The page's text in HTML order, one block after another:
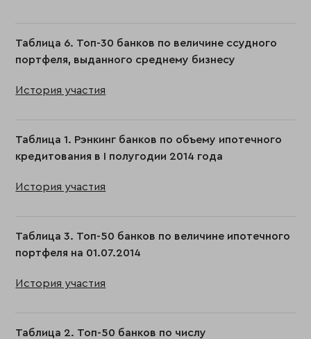
Таблица 6. Топ-30 банков по величине ссудного
портфеля, выданного среднему бизнесу
История участия
Таблица 1. Рэнкинг банков по объему ипотечного
кредитования в I полугодии 2014 года
История участия
Таблица 3. Топ-50 банков по величине ипотечного
портфеля на 01.07.2014
История участия
Таблица 2. Топ-50 банков по числу